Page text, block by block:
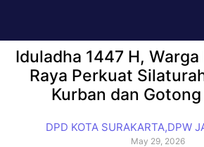
Iduladha 1447 H,
Raya Perkuat
Kurban dan
DPD KOTA SURAKARTA,DPW
May 29, 2026